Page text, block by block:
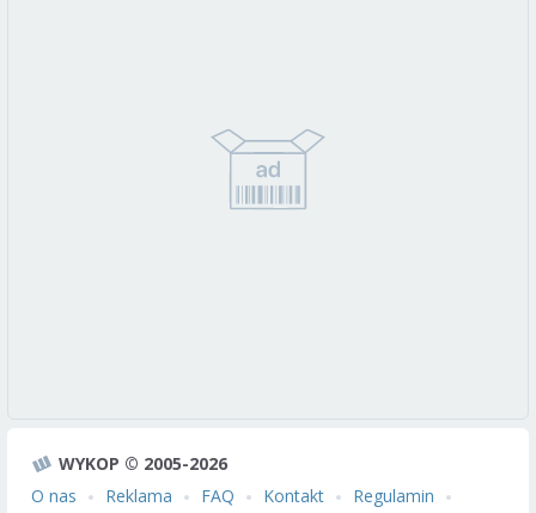
WYKOP © 2005-2026
O nas
Reklama FAQ Kontakt
Regulamin